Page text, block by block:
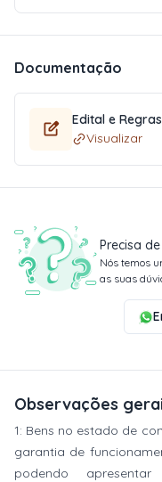
Documentação
Edital e Regras
Visualizar
Precisa
Nós temos
as suas
Observações
1: Bens no estado de
garantia de
podendo